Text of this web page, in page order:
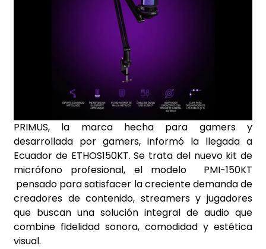
PRIMUS, la marca hecha para gamers y
desarrollada por gamers, informó la llegada a
Ecuador de ETHOS150KT. Se trata del nuevo kit de
micrófono profesional, el modelo PMI-150KT
pensado para satisfacer la creciente demanda de
creadores de contenido, streamers y jugadores
que buscan una solución integral de audio que
combine fidelidad sonora, comodidad y estética
visual.